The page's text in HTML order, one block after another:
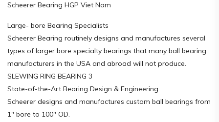
Scheerer Bearing HGP Viet Nam
Large- bore Bearing Specialists
Scheerer Bearing routinely designs and manufactures several
types of larger bore specialty bearings that many ball bearing
manufacturers in the USA and abroad will not produce.
SLEWING RING BEARING 3
State-of-the-Art Bearing Design & Engineering
Scheerer designs and manufactures custom ball bearings from
1″ bore to 100″ OD.